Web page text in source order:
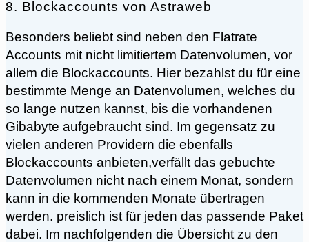
8. Blockaccounts von Astraweb
Besonders beliebt sind neben den Flatrate
Accounts mit nicht limitiertem Datenvolumen, vor
allem die Blockaccounts. Hier bezahlst du für eine
bestimmte Menge an Datenvolumen, welches du
so lange nutzen kannst, bis die vorhandenen
Gibabyte aufgebraucht sind. Im gegensatz zu
vielen anderen Providern die ebenfalls
Blockaccounts anbieten,verfällt das gebuchte
Datenvolumen nicht nach einem Monat, sondern
kann in die kommenden Monate übertragen
werden. preislich ist für jeden das passende Paket
dabei. Im nachfolgenden die Übersicht zu den